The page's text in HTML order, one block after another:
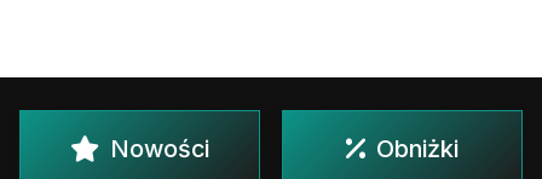
Nowości Obniżki